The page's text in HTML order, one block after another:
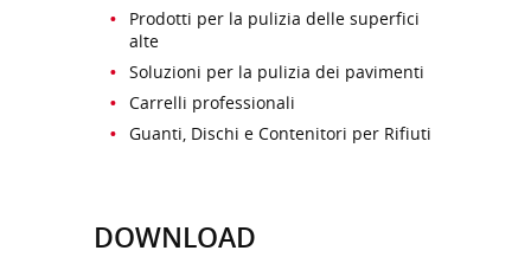
Prodotti per la pulizia delle superfici
alte
Soluzioni per la pulizia dei pavimenti
Carrelli professionali
Guanti, Dischi e Contenitori per Rifiuti
DOWNLOAD